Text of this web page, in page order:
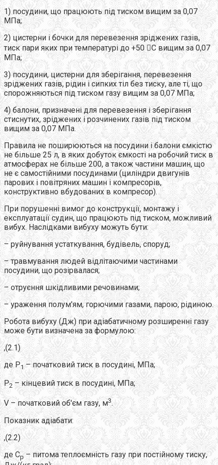
1) посудини, що працюють під тиском вищим за 0,07
МПа;
2) цистерни і бочки для перевезення зріджених газів,
тиск пари яких при температурі до +50 С вищим за 0,07
МПа;
3) посудини, цистерни для зберігання, перевезення
зріджених газів, рідин і сипких тіл без тиску, але ті, що
спорожняються під тиском газу вищим за 0,07 МПа;
4) балони, призначені для перевезення і зберігання
стиснутих, зріджених і розчинених газів під тиском
вищим за 0,07 МПа.
Правила не поширюються на посудини і балони ємкістю
не більше 25 л, в яких добуток ємкості на робочий тиск в
атмосферах не більше 200, а також частини машин, що
не є самостійними посудинами (циліндри двигунів
парових і повітряних машин і компресорів,
конструктивно вбудованих в компресор).
При порушенні вимог до конструкції, монтажу і
експлуатації судин, що працюють під тиском, можливий
вибух. Наслідками вибуху можуть бути:
– руйнування устаткування, будівель, споруд;
– травмування людей відлітаючими частинами
посудини, що розірвалася;
– отруєння шкідливими речовинами;
– ураження полум'ям, горючими газами, парою, рідиною.
Робота вибуху (Дж) при адіабатичному розширенні газу
може бути визначена за формулою:
,(2.1)
де Р1 – початковий тиск в посудині, МПа;
Р2 – кінцевий тиск в посудині, МПа;
V – початковий об'єм газу, м3.
Показник адіабати:
,(2.2)
де Ср – питома теплоємність газу при постійному тиску,